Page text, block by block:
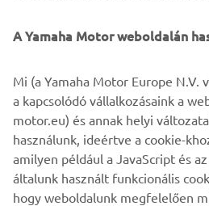
"Project X"
By Deus Ex Machina, 2014
Olvasson többet
A Yamaha Motor weboldalán
Mi (a Yamaha Motor Europe N.V.
a kapcsolódó vállalkozásaink a
motor.eu) és annak helyi
használunk, ideértve a cookie-
amilyen például a JavaScript és
általunk használt funkcionális
hogy weboldalunk megfelelően